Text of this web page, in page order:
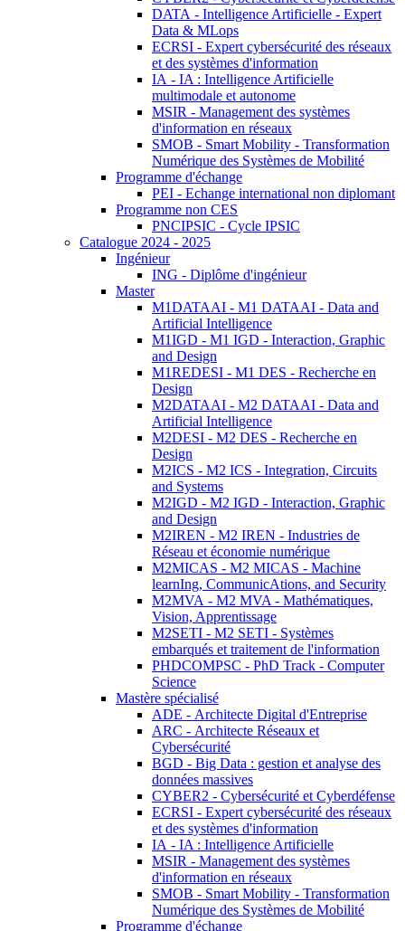
DATA - Intelligence Artificielle - Expert
Data & MLops
ECRSI - Expert cybersécurité des réseaux
et des systèmes d'information
IA - IA : Intelligence Artificielle
multimodale et autonome
MSIR - Management des systèmes
d'information en réseaux
SMOB - Smart Mobility - Transformation
Numérique des Systèmes de Mobilité
Programme d'échange
PEI - Echange international non diplomant
Programme non CES
PNCIPSIC - Cycle IPSIC
Catalogue 2024 - 2025
Ingénieur
ING - Diplôme d'ingénieur
Master
M1DATAAI - M1 DATAAI - Data and
Artificial Intelligence
M1IGD - M1 IGD - Interaction, Graphic
and Design
M1REDESI - M1 DES - Recherche en
Design
M2DATAAI - M2 DATAAI - Data and
Artificial Intelligence
M2DESI - M2 DES - Recherche en
Design
M2ICS - M2 ICS - Integration, Circuits
and Systems
M2IGD - M2 IGD - Interaction, Graphic
and Design
M2IREN - M2 IREN - Industries de
Réseau et économie numérique
M2MICAS - M2 MICAS - Machine
learnIng, CommunicAtions, and Security
M2MVA - M2 MVA - Mathématiques,
Vision, Apprentissage
M2SETI - M2 SETI - Systèmes
embarqués et traitement de l'information
PHDCOMPSC - PhD Track - Computer
Science
Mastère spécialisé
ADE - Architecte Digital d'Entreprise
ARC - Architecte Réseaux et
Cybersécurité
BGD - Big Data : gestion et analyse des
données massives
CYBER2 - Cybersécurité et Cyberdéfense
ECRSI - Expert cybersécurité des réseaux
et des systèmes d'information
IA - IA : Intelligence Artificielle
MSIR - Management des systèmes
d'information en réseaux
SMOB - Smart Mobility - Transformation
Numérique des Systèmes de Mobilité
Programme d'échange